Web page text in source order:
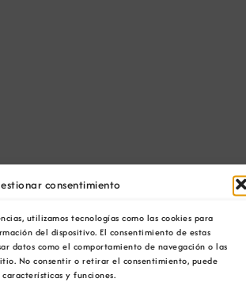
consentimiento
utilizamos tecnologías como las cookies para
del dispositivo. El consentimiento de estas
datos como el comportamiento de navegación o las
No consentir o retirar el consentimiento, puede
y funciones.
RedditLinkedInWhatsAppTelegram
Pinterest
XingCorreo
electrónico